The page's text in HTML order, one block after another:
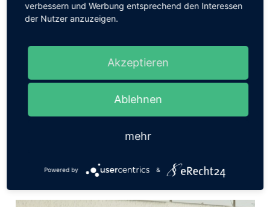
Mehr Infos
Druckluft-Contracting
Ihre Ansprechpartner
verbessern und Werbung entsprechend den Interessen
der Nutzer anzuzeigen.
Akzeptieren
Ablehnen
mehr
Powered by &